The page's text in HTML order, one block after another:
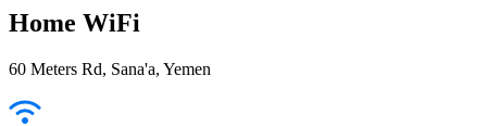
Home WiFi
60 Meters Rd, Sana'a, Yemen